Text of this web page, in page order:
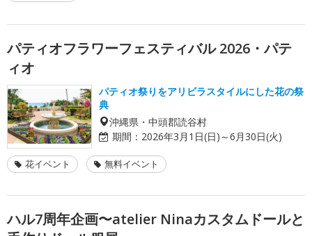
パティオフラワーフェスティバル 2026・パテ
ィオ
パティオ祭りをアリビラスタイルにした花の祭
典
沖縄県・中頭郡読谷村
期間： 2026年3月1日(日)～6月30日(火)
花イベント 無料イベント
ハル7周年企画〜atelier Ninaカスタムドールと